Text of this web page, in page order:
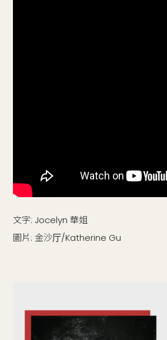
文字: Jocelyn 華姐
圖片: 金沙厅/Katherine Gu